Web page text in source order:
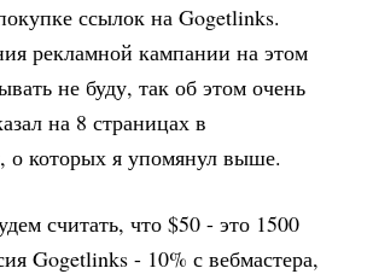
ссылок на Gogetlinks.
рекламной кампании на этом
не буду, так об этом очень
на 8 страницах в
о которых я упомянул выше.
считать, что $50 - это 1500
Gogetlinks - 10% с вебмастера,